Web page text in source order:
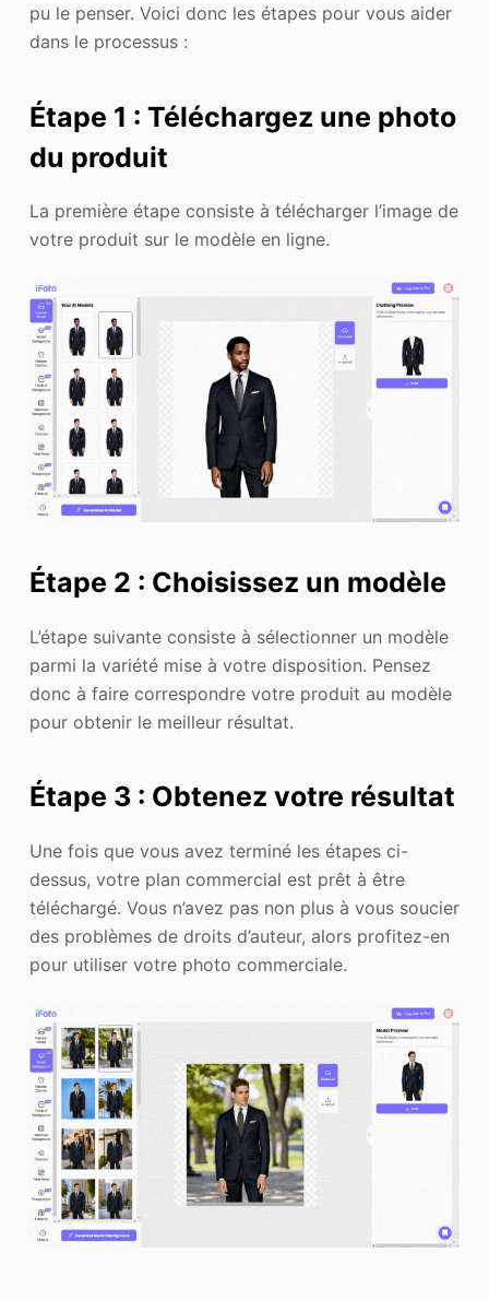
pu le penser. Voici donc les étapes pour vous aider
dans le processus :
Étape 1 : Téléchargez une photo
du produit
La première étape consiste à télécharger l’image de
votre produit sur le modèle en ligne.
Étape 2 : Choisissez un modèle
L’étape suivante consiste à sélectionner un modèle
parmi la variété mise à votre disposition. Pensez
donc à faire correspondre votre produit au modèle
pour obtenir le meilleur résultat.
Étape 3 : Obtenez votre résultat
Une fois que vous avez terminé les étapes ci-
dessus, votre plan commercial est prêt à être
téléchargé. Vous n’avez pas non plus à vous soucier
des problèmes de droits d’auteur, alors profitez-en
pour utiliser votre photo commerciale.